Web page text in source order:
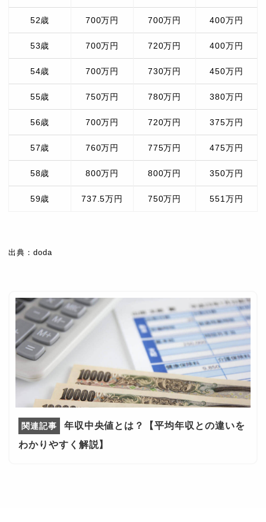
52歳 700万円 700万円 400万円
53歳 700万円 720万円 400万円
54歳 700万円 730万円 450万円
55歳 750万円 780万円 380万円
56歳 700万円 720万円 375万円
57歳 760万円 775万円 475万円
58歳 800万円 800万円 350万円
59歳 737.5万円 750万円 551万円
出典：doda
年収中央値とは？【平均年収との違いを
わかりやすく解説】